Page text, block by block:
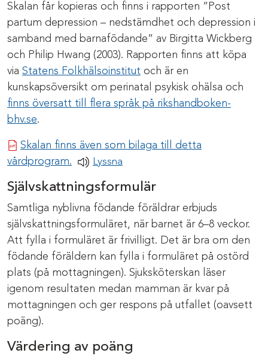
Skalan får kopieras och finns i rapporten ”Post
partum depression – nedstämdhet och depression i
samband med barnafödande” av Birgitta Wickberg
och Philip Hwang (2003). Rapporten finns att köpa
via Statens Folkhälsoinstitut och är en
kunskapsöversikt om perinatal psykisk ohälsa och
finns översatt till flera språk på rikshandboken-
bhv.se.
Skalan finns även som bilaga till detta
vårdprogram. Pdf-dokument
Lyssna
Självskattningsformulär
Samtliga nyblivna födande föräldrar erbjuds
självskattningsformuläret, när barnet är 6–8 veckor.
Att fylla i formuläret är frivilligt. Det är bra om den
födande föräldern kan fylla i formuläret på ostörd
plats (på mottagningen). Sjuksköterskan läser
igenom resultaten medan mamman är kvar på
mottagningen och ger respons på utfallet (oavsett
poäng).
Värdering av poäng